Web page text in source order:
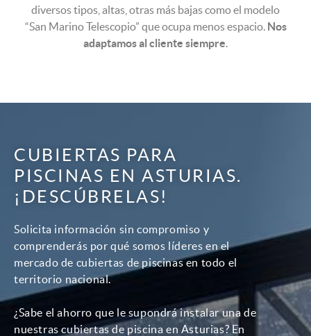
diversos tipos, altas, otras más bajas como el modelo
“San Marino Telescopio” que ocupa menos espacio. Nos
adaptamos al cliente siempre.
CUBIERTAS PARA
PISCINAS EN ASTURIAS.
¡DESCÚBRELAS!
Solicita información sin compromiso y
comprenderás por qué somos líderes en el
mercado de cubiertas de piscinas en todo el
territorio nacional.
¿Sabe el ahorro que le supondrá instalar una de
nuestras cubiertas de piscina en Asturias? En